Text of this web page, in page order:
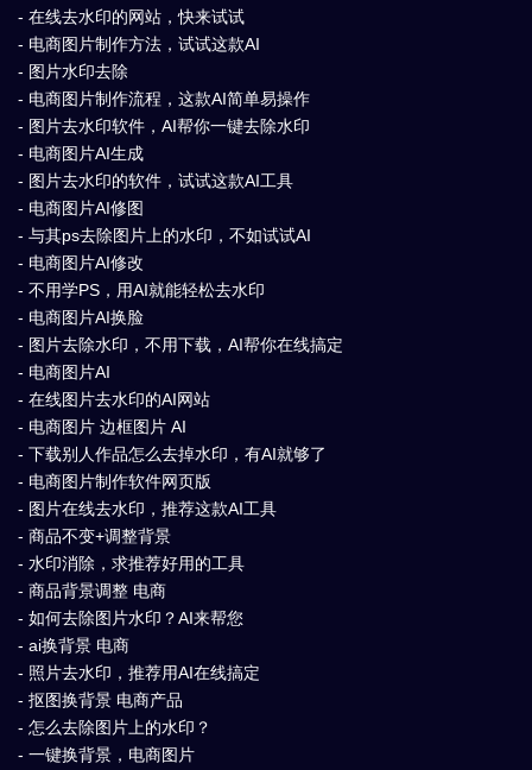
- 在线去水印的网站，快来试试
- 电商图片制作方法，试试这款AI
- 图片水印去除
- 电商图片制作流程，这款AI简单易操作
- 图片去水印软件，AI帮你一键去除水印
- 电商图片AI生成
- 图片去水印的软件，试试这款AI工具
- 电商图片AI修图
- 与其ps去除图片上的水印，不如试试AI
- 电商图片AI修改
- 不用学PS，用AI就能轻松去水印
- 电商图片AI换脸
- 图片去除水印，不用下载，AI帮你在线搞定
- 电商图片AI
- 在线图片去水印的AI网站
- 电商图片 边框图片 AI
- 下载别人作品怎么去掉水印，有AI就够了
- 电商图片制作软件网页版
- 图片在线去水印，推荐这款AI工具
- 商品不变+调整背景
- 水印消除，求推荐好用的工具
- 商品背景调整 电商
- 如何去除图片水印？AI来帮您
- ai换背景 电商
- 照片去水印，推荐用AI在线搞定
- 抠图换背景 电商产品
- 怎么去除图片上的水印？
- 一键换背景，电商图片